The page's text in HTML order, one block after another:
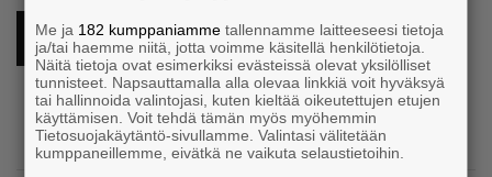
LISÄÄ KALENTERIIN
Me ja 182 kumppaniamme tallennamme laitteeseesi tietoja
ja/tai haemme niitä, jotta voimme käsitellä henkilötietoja.
Näitä tietoja ovat esimerkiksi evästeissä olevat yksilölliset
tunnisteet. Napsauttamalla alla olevaa linkkiä voit hyväksyä
tai hallinnoida valintojasi, kuten kieltää oikeutettujen etujen
käyttämisen. Voit tehdä tämän myös myöhemmin
Tietosuojakäytäntö-sivullamme. Valintasi välitetään
kumppaneillemme, eivätkä ne vaikuta selaustietoihin.